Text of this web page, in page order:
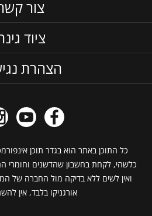
צור
ציוד
הצהרת
כל התוכן באתר הוא בגדר תוכן
כלשהי, לקחת בחשבון שהדשנים וחומרי
ואין לשים ללא בדיקה מול החברה של
אורגניקו בלבד, אין